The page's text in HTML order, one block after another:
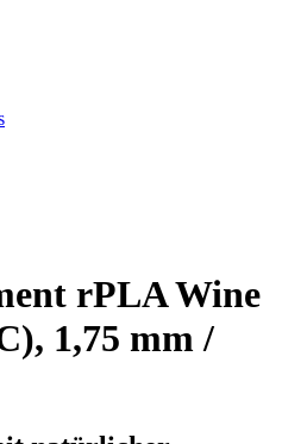
rPLA Wine
1,75 mm /